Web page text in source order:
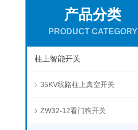
产品分类
PRODUCT CATEGORY
柱上智能开关
35KV线路柱上真空开关
ZW32-12看门狗开关